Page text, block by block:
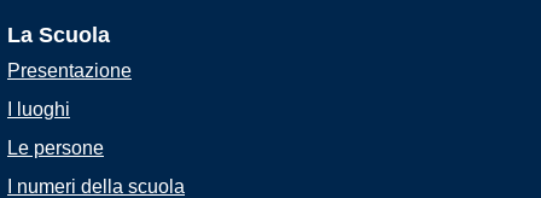
La Scuola
Presentazione
I luoghi
Le persone
I numeri della scuola